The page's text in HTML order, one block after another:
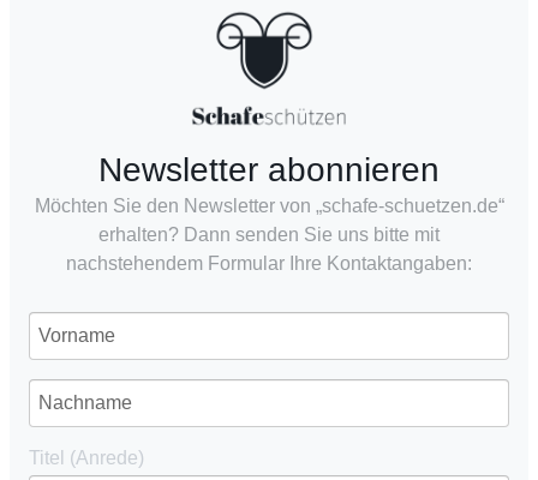
Newsletter abonnieren
Möchten Sie den Newsletter von „schafe-schuetzen.de“
erhalten? Dann senden Sie uns bitte mit
nachstehendem Formular Ihre Kontaktangaben:
Titel (Anrede)